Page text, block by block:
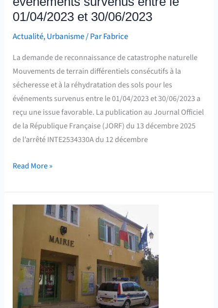
01/04/2023 et 30/06/2023
Actualité,Urbanisme/ ParFabrice
La demande de reconnaissance de catastrophe naturelle
Mouvements de terrain différentiels consécutifs à la
sécheresse et à la réhydratation des sols pour les
événements survenus entre le 01/04/2023 et 30/06/2023 a
reçu une issue favorable. La publication au Journal Officiel
de la République Française (JORF) du 13 décembre 2025
de l’arrêté INTE2534330A du 12 décembre
survenus
entre
le
01/04/2023
30/06/2023
Read More »
reconnaissance
catastrophe
naturelle
pour
ruissellement